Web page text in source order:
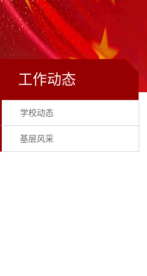
工作动态
学校动态
基层风采